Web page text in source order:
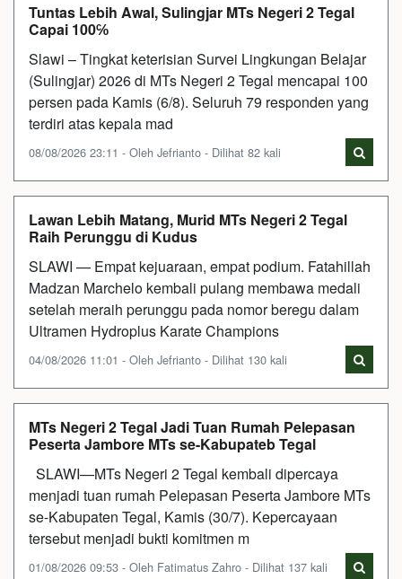
Tuntas Lebih Awal, Sulingjar MTs Negeri 2 Tegal
Capai 100℅
Slawi – Tingkat keterisian Survei Lingkungan Belajar
(Sulingjar) 2026 di MTs Negeri 2 Tegal mencapai 100
persen pada Kamis (6/8). Seluruh 79 responden yang
terdiri atas kepala mad
08/08/2026 23:11 - Oleh Jefrianto - Dilihat 82 kali
Lawan Lebih Matang, Murid MTs Negeri 2 Tegal
Raih Perunggu di Kudus
SLAWI — Empat kejuaraan, empat podium. Fatahillah
Madzan Marchelo kembali pulang membawa medali
setelah meraih perunggu pada nomor beregu dalam
Ultramen Hydroplus Karate Champions
04/08/2026 11:01 - Oleh Jefrianto - Dilihat 130 kali
MTs Negeri 2 Tegal Jadi Tuan Rumah Pelepasan
Peserta Jambore MTs se-Kabupateb Tegal
SLAWI—MTs Negeri 2 Tegal kembali dipercaya
menjadi tuan rumah Pelepasan Peserta Jambore MTs
se-Kabupaten Tegal, Kamis (30/7). Kepercayaan
tersebut menjadi bukti komitmen m
01/08/2026 09:53 - Oleh Fatimatus Zahro - Dilihat 137 kali